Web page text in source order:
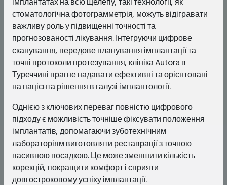
стоматологічна фотограмметрія, можуть відігравати
важливу роль у підвищенні точності та
прогнозованості лікування. Інтегруючи цифрове
сканування, передове планування імплантації та
точні протоколи протезування, клініка Autora в
Туреччині прагне надавати ефективні та орієнтовані
на пацієнта рішення в галузі імплантології.
Однією з ключових переваг повністю цифрового
підходу є можливість точніше фіксувати положення
імплантатів, допомагаючи зуботехнічним
лабораторіям виготовляти реставрації з точною
пасивною посадкою. Це може зменшити кількість
корекцій, покращити комфорт і сприяти
довгостроковому успіху імплантації.